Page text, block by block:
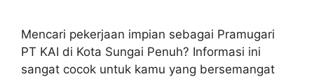
Mencari pekerjaan impian sebagai Pramugari
PT KAI di Kota Sungai Penuh? Informasi ini
sangat cocok untuk kamu yang bersemangat